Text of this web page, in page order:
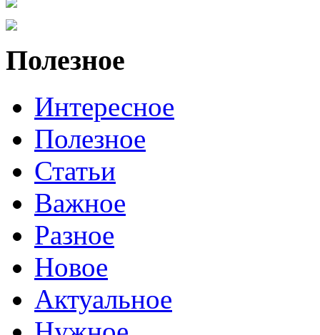
Полезное
Интересное
Полезное
Статьи
Важное
Разное
Новое
Актуальное